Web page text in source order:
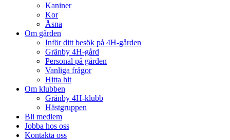
Kaniner
Kor
Åsna
Om gården
Inför ditt besök på 4H-gården
Gränby 4H-gård
Personal på gården
Vanliga frågor
Hitta hit
Om klubben
Gränby 4H-klubb
Hästgruppen
Bli medlem
Jobba hos oss
Kontakta oss